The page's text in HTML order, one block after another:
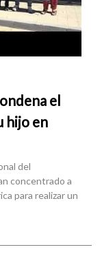
el
hijo en
del
concentrado a
para realizar un